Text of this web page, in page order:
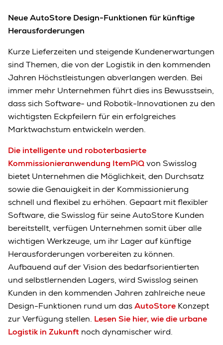
Neue AutoStore Design-Funktionen für künftige
Herausforderungen
Kurze Lieferzeiten und steigende Kundenerwartungen
sind Themen, die von der Logistik in den kommenden
Jahren Höchstleistungen abverlangen werden. Bei
immer mehr Unternehmen führt dies ins Bewusstsein,
dass sich Software- und Robotik-Innovationen zu den
wichtigsten Eckpfeilern für ein erfolgreiches
Marktwachstum entwickeln werden.
Die intelligente und roboterbasierte
Kommissionieranwendung ItemPiQvon Swisslog
bietet Unternehmen die Möglichkeit, den Durchsatz
sowie die Genauigkeit in der Kommissionierung
schnell und flexibel zu erhöhen. Gepaart mit flexibler
Software, die Swisslog für seine AutoStore Kunden
bereitstellt, verfügen Unternehmen somit über alle
wichtigen Werkzeuge, um ihr Lager auf künftige
Herausforderungen vorbereiten zu können.
Aufbauend auf der Vision des bedarfsorientierten
und selbstlernenden Lagers, wird Swisslog seinen
Kunden in den kommenden Jahren zahlreiche neue
Design-Funktionen rund um dasAutoStore Konzept
zur Verfügung stellen. Lesen Sie hier, wie die urbane
Logistik in Zukunft noch dynamischer wird.